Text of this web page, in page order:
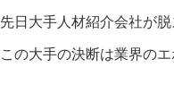
先日大手人材紹介会社が
この大手の決断は業界の